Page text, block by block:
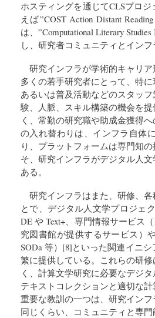
ホスティングを通じてCLSプロ
えば”COST Action Distant
は、”Computational Literary
し、研究者コミュニティとイン
研究インフラが学術的キャリ
多くの若手研究者にとって、特
あるいは普及活動などのスタッ
験、人脈、スキル構築の機会を
く、常勤の研究職や助成金獲得
の入れ替わりは、インフラ自体
り、プラットフォームは専門知
そ、研究インフラがデジタル人
ある。
研究インフラはまた、研修、
とで、デジタル人文学プロジェ
DE や Text+、専門情報サービス
究図書館が提供するサービス）
SODa 等）[8]といった関連イニ
繁に提供している。これらの研
く、計算文学研究に必要なデジ
テキストコレクションと適切な
重要な教訓の一つは、研究イン
同じくらい、コミュニティと専